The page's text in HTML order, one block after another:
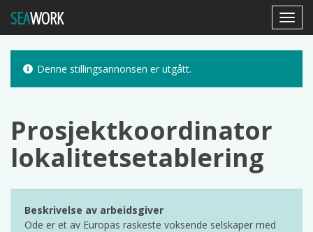
SEAWORK
Denne stillingsannonsen er utgått.
Prosjektkoordinator
lokalitetsetablering
Beskrivelse av arbeidsgiver
Ode er et av Europas raskeste voksende selskaper med